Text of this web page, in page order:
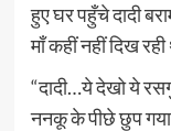
हुए घर पहुँचे दादी
माँ कहीं नहीं दिख रही
“दादी…ये देखो ये
ननकू के पीछे छुप